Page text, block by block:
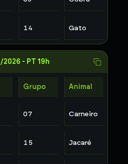
14 Gato
2026 - PT 19h
Grupo Animal
07 Carneiro
15 Jacaré